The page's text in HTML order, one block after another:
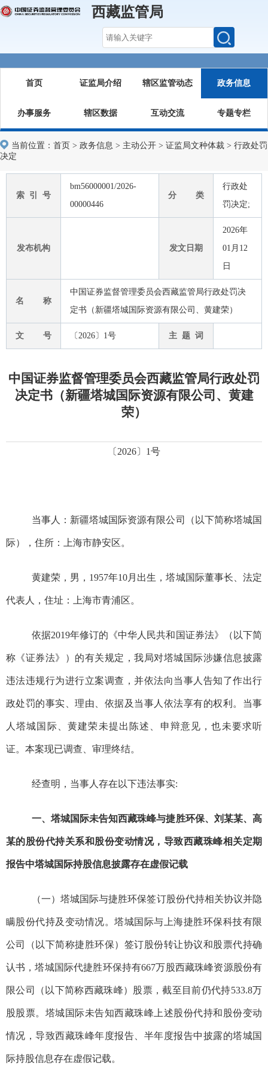
西藏监管局
首页 证监局介绍 辖区监管动态 政务信息
办事服务 辖区数据 互动交流 专题专栏
当前位置： 首页 > 政务信息 > 主动公开 > 证监局文种体裁 > 行政处罚
决定
索 引 号
bm56000001/2026-
00000446
分 类
行政处
罚决定;
发布机构 发文日期
2026年
01月12
日
名 称
中国证券监督管理委员会西藏监管局行政处罚决
定书（新疆塔城国际资源有限公司、黄建荣）
文 号 〔2026〕1号 主 题 词
中国证券监督管理委员会西藏监管局行政处罚
决定书（新疆塔城国际资源有限公司、黄建
荣）
〔2026〕 1号
当事人： 新疆塔城国际资源有限公司 （以下简称塔城国
际） ， 住所： 上海市静安区。
黄建荣，男，1957年10月出生，塔城国际董事长、法定
代表人 ， 住址：上海市青浦区。
依据2019年修订的《中华人民共和国证券法》（以下简
称《证券法》）的有关规定，我局对塔城国际涉嫌信息披露
违法违规行为进行立案调查，并依法向当事人告知了作出行
政处罚的事实、理由、依据及当事人依法享有的权利。当事
人塔城国际、 黄建荣未提出陈述、申辩意见，也未要求听
证。本案现已调查、审理终结。
经查明，当事人存在以下违法事实:
一、 塔城国际未告知西藏珠峰与捷胜环保、 刘某某、高
某的股份代持关系和股份变动情况， 导致西藏珠峰相关定期
报告中塔城国际持股信息披露存在虚假记载
（一）塔城国际与捷胜环保签订股份代持相关协议并隐
瞒股份代持及变动情况。塔城国际与上海捷胜环保科技有限
公司（以下简称捷胜环保） 签订股份转让协议和股票代持确
认书，塔城国际代捷胜环保持有667万股西藏珠峰资源股份有
限公司（以下简称西藏珠峰）股票，截至 目前仍代持533.8万
股股票。塔城国际未告知西藏珠峰上述股份代持和股份变动
情况，导致西藏珠峰年度报告、半年度报告中披露的塔城国
际持股信息存在虚假记载。